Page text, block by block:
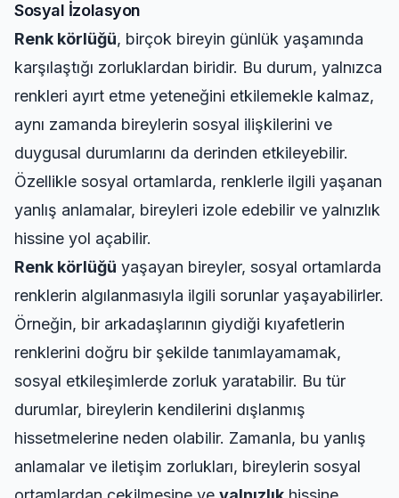
Sosyal İzolasyon
Renk körlüğü, birçok bireyin günlük yaşamında
karşılaştığı zorluklardan biridir. Bu durum, yalnızca
renkleri ayırt etme yeteneğini etkilemekle kalmaz,
aynı zamanda bireylerin sosyal ilişkilerini ve
duygusal durumlarını da derinden etkileyebilir.
Özellikle sosyal ortamlarda, renklerle ilgili yaşanan
yanlış anlamalar, bireyleri izole edebilir ve yalnızlık
hissine yol açabilir.
Renk körlüğü yaşayan bireyler, sosyal ortamlarda
renklerin algılanmasıyla ilgili sorunlar yaşayabilirler.
Örneğin, bir arkadaşlarının giydiği kıyafetlerin
renklerini doğru bir şekilde tanımlayamamak,
sosyal etkileşimlerde zorluk yaratabilir. Bu tür
durumlar, bireylerin kendilerini dışlanmış
hissetmelerine neden olabilir. Zamanla, bu yanlış
anlamalar ve iletişim zorlukları, bireylerin sosyal